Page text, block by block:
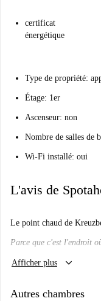
certificat
énergétique
Type de propriété:
Étage: 1er
Ascenseur: non
Nombre de salles de
Wi-Fi installé: oui
L'avis de
Le point chaud de
Parce que c'est l'endroit
Vais-je l'aimer ici?
Afficher plus keyboard_arrow_down
Autres chambres